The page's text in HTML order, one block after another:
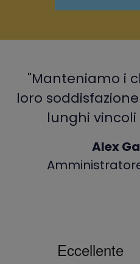
"Manteniamo i
loro
lunghi
Alex